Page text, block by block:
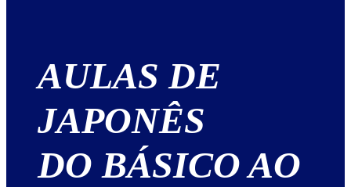
AULAS DE
JAPONÊS
DO BÁSICO AO